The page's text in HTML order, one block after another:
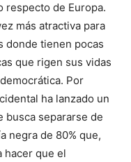
respecto de Europa.
más atractiva para
donde tienen pocas
que rigen sus vidas
Por
ha lanzado un
busca separarse de
negra de 80% que,
hacer que el